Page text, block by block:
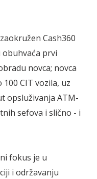
Cash360
prvi
novca; novca
CIT vozila, uz
opsluživanja ATM-
sefova i slično - i
fokus je u
i održavanju